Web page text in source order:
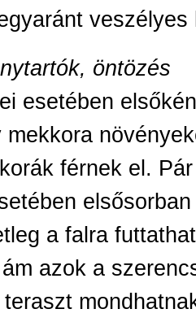
veszélyes
öntözés
esetében
mekkora
férnek el.
a falra
azok a